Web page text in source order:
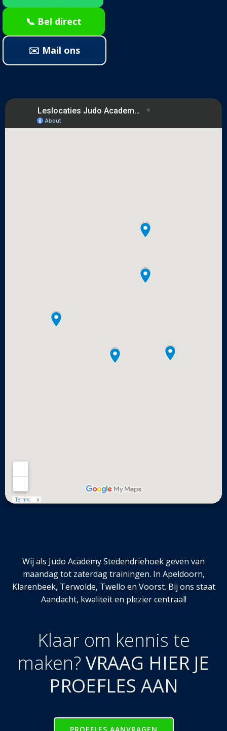
📞 Bel direct
✉️ Mail ons
Wij als Judo Academy Stedendriehoek geven van
maandag tot zaterdag trainingen. In Apeldoorn,
Klarenbeek, Terwolde, Twello en Voorst. Bij ons staat
Aandacht, kwaliteit en plezier centraal!
Klaar om kennis te
maken? VRAAG HIER JE
PROEFLES AAN
PROEFLES AANVRAGEN